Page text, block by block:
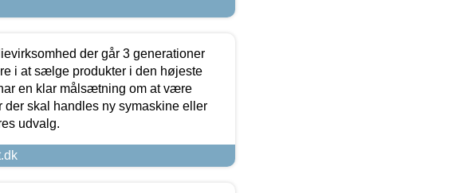
der går 3 generationer
i at sælge produkter i den højeste
en klar målsætning om at være
der skal handles ny symaskine eller
udvalg.